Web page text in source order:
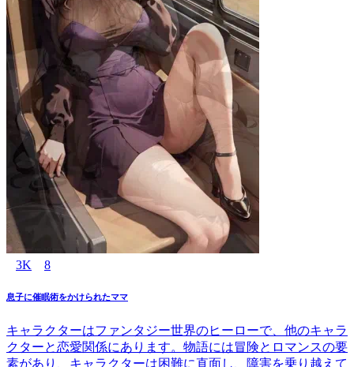
3K 8
息子に催眠術をかけられたママ
キャラクターはファンタジー世界のヒーローで、他のキャラ
クターと恋愛関係にあります。物語には冒険とロマンスの要
素があり、キャラクターは困難に直面し、障害を乗り越えて